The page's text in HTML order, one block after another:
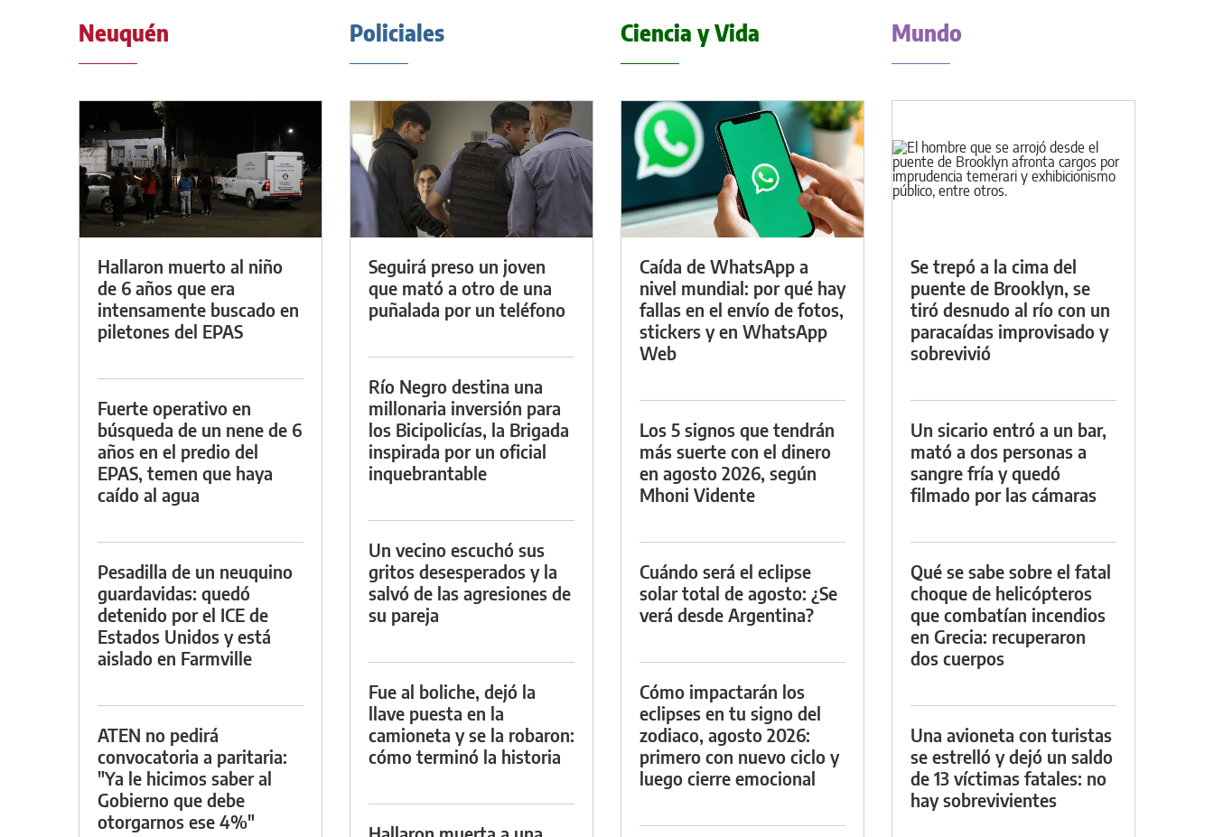
Neuquén
Hallaron muerto al niño
de 6 años que era
intensamente buscado en
piletones del EPAS
Fuerte operativo en
búsqueda de un nene de 6
años en el predio del
EPAS, temen que haya
caído al agua
Pesadilla de un neuquino
guardavidas: quedó
detenido por el ICE de
Estados Unidos y está
aislado en Farmville
ATEN no pedirá
convocatoria a paritaria:
"Ya le hicimos saber al
Gobierno que debe
otorgarnos ese 4%"
Policiales
Seguirá preso un joven
que mató a otro de una
puñalada por un teléfono
Río Negro destina una
millonaria inversión para
los Bicipolicías, la Brigada
inspirada por un oficial
inquebrantable
Un vecino escuchó sus
gritos desesperados y la
salvó de las agresiones de
su pareja
Fue al boliche, dejó la
llave puesta en la
camioneta y se la robaron:
cómo terminó la historia
Ciencia y Vida
Caída de WhatsApp a
nivel mundial: por qué hay
fallas en el envío de fotos,
stickers y en WhatsApp
Web
Los 5 signos que tendrán
más suerte con el dinero
en agosto 2026, según
Mhoni Vidente
Cuándo será el eclipse
solar total de agosto: ¿Se
verá desde Argentina?
Cómo impactarán los
eclipses en tu signo del
zodiaco, agosto 2026:
primero con nuevo ciclo y
luego cierre emocional
Mundo
Se trepó a la cima del
puente de Brooklyn, se
tiró desnudo al río con un
paracaídas improvisado y
sobrevivió
Un sicario entró a un bar,
mató a dos personas a
sangre fría y quedó
filmado por las cámaras
Qué se sabe sobre el fatal
choque de helicópteros
que combatían incendios
en Grecia: recuperaron
dos cuerpos
Una avioneta con turistas
se estrelló y dejó un saldo
de 13 víctimas fatales: no
hay sobrevivientes